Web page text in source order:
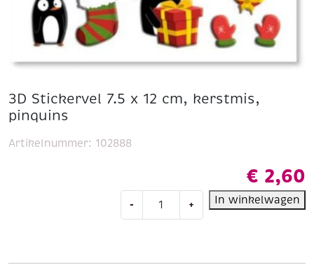
3D Stickervel 7.5 x 12 cm, kerstmis,
pinquins
€ 2,60
-
Stickervel
+ In winkelwagen
Artikelnummer: 102888